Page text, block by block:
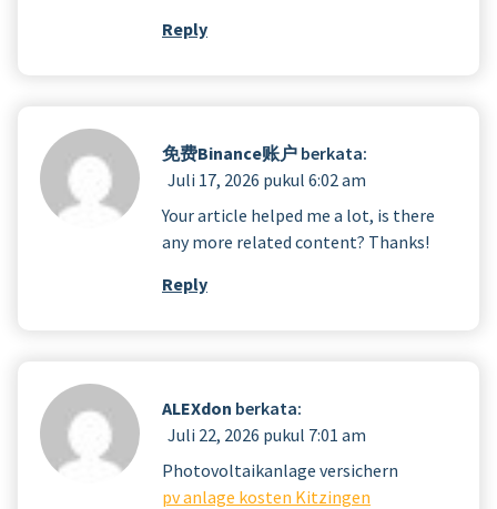
Reply
免费Binance账户 berkata:
Juli 17, 2026 pukul 6:02 am
Your article helped me a lot, is there
any more related content? Thanks!
Reply
ALEXdon berkata:
Juli 22, 2026 pukul 7:01 am
Photovoltaikanlage versichern
pv anlage kosten Kitzingen